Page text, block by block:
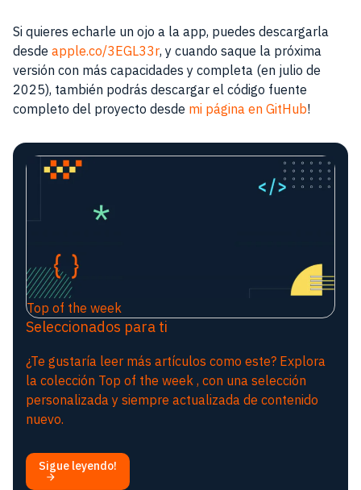
Si quieres echarle un ojo a la app, puedes descargarla
desde apple.co/3EGL33r, y cuando saque la próxima
versión con más capacidades y completa (en julio de
2025), también podrás descargar el código fuente
completo del proyecto desde mi página en GitHub!
Top of the week
Seleccionados para ti
¿Te gustaría leer más artículos como este? Explora
la colección Top of the week , con una selección
personalizada y siempre actualizada de contenido
nuevo.
Sigue leyendo!